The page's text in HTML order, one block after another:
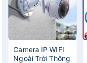
Camera IP WIFI
Ngoài Trời Thông